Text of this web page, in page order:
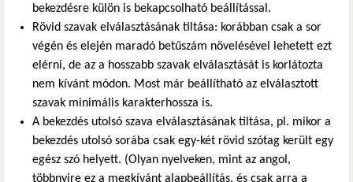
bekezdésre külön is bekapcsolható beállítással.
Rövid szavak elválasztásának tiltása: korábban csak a sor
végén és elején maradó betűszám növelésével lehetett ezt
elérni, de az a hosszabb szavak elválasztását is korlátozta
nem kívánt módon. Most már beállítható az elválasztott
szavak minimális karakterhossza is.
A bekezdés utolsó szava elválasztásának tiltása, pl. mikor a
bekezdés utolsó sorába csak egy-két rövid szótag került egy
egész szó helyett. (Olyan nyelveken, mint az angol,
többnyire ez a megkívánt alapbeállítás, és csak arra a